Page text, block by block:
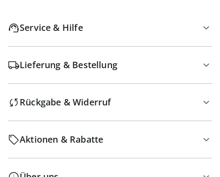
Service & Hilfe
Lieferung & Bestellung
Rückgabe & Widerruf
Aktionen & Rabatte